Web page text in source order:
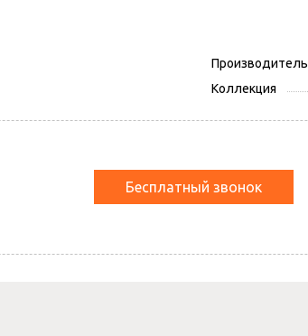
Производитель
Коллекция
Бесплатный звонок